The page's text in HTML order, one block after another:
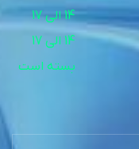
14 الی 17
14 الی 17
بسته است